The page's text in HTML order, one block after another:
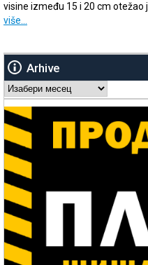
visine između 15 i 20 cm otežao
više…
Arhive
Arhive